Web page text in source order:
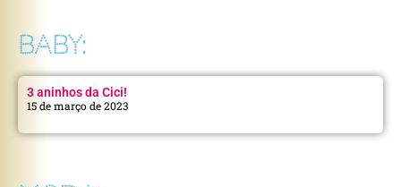
BABY:
3 aninhos da Cici!
15 de março de 2023